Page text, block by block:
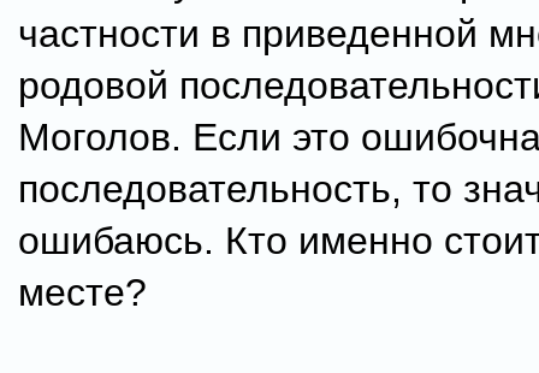
частности в приведенной
родовой
Моголов. Если это
последовательность, то
ошибаюсь. Кто именно
месте?